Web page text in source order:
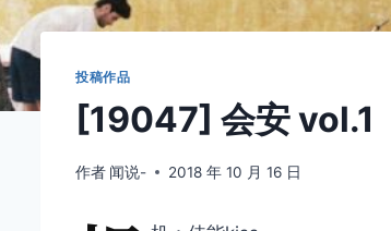
投稿作品
[19047] 会安 vol.1
作者 闻说- 2018 年 10 月 16 日